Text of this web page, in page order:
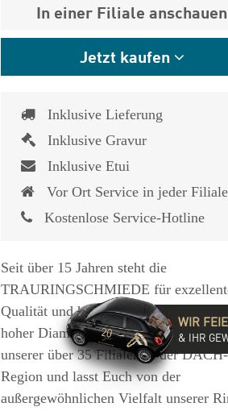
In einer Filiale anschauen
Jetzt kaufen
Inklusive Lieferung
Inklusive Gravur
Inklusive Etui
Vor Ort Service in jeder Filiale
Kostenlose Service-Hotline
Seit über 15 Jahren steht die
TRAURINGSCHMIEDE für
Qualität und hochwertige Beratung mit
hoher Diamantkompetenz. Besucht
unserer über 35 Filialen in der DACH-
Region und lasst Euch von der
außergewöhnlichen Vielfalt unserer
WIR
& IHR